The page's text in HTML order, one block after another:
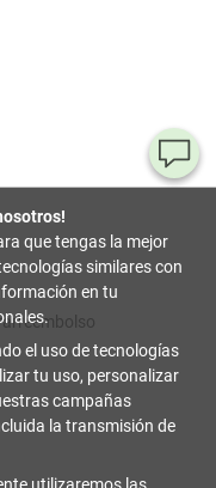
que tengas la mejor
similares con
en tu
el uso de tecnologías
tu uso, personalizar
campañas
la transmisión de